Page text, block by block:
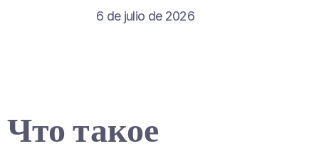
6 de julio de 2026
Что такое